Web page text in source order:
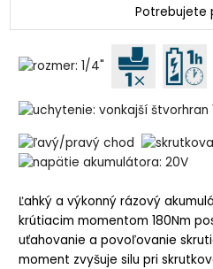
Potrebujete
Ľahký a výkonný rázový
krútiacim momentom 180Nm
uťahovanie a povoľovanie
moment zvyšuje silu pri